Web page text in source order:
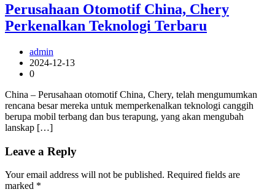
Perusahaan Otomotif China, Chery
Perkenalkan Teknologi Terbaru
admin
2024-12-13
0
China – Perusahaan otomotif China, Chery, telah mengumumkan
rencana besar mereka untuk memperkenalkan teknologi canggih
berupa mobil terbang dan bus terapung, yang akan mengubah
lanskap […]
Leave a Reply
Your email address will not be published. Required fields are
marked *